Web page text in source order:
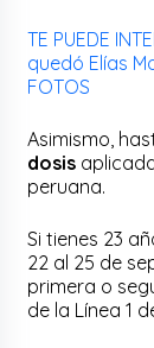
TE PUEDE
quedó Elías
FOTOS
Asimismo,
dosis
peruana.
Si tienes 23
22 al 25 de
primera o
de la Línea 1